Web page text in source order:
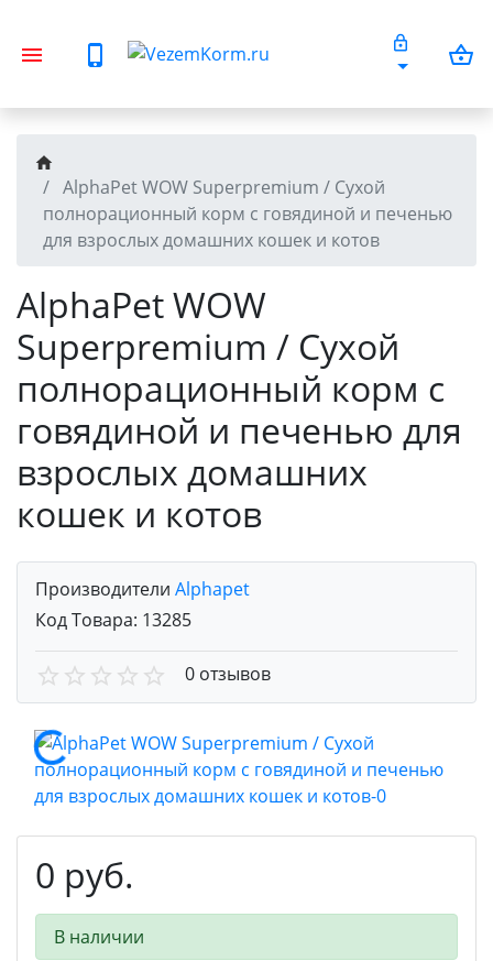
AlphaPet WOW Superpremium / Сухой
полнорационный корм c говядиной и печенью
для взрослых домашних кошек и котов
AlphaPet WOW
Superpremium / Сухой
полнорационный корм c
говядиной и печенью для
взрослых домашних
кошек и котов
Производители Alphapet
Код Товара: 13285
0 отзывов
0 руб.
В наличии